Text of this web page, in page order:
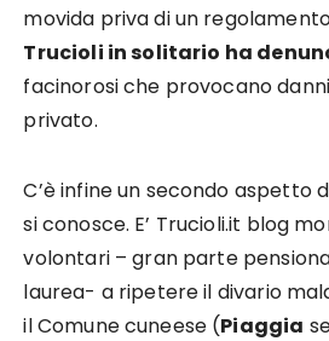
movida priva di un
Trucioli in solitario ha
facinorosi che provocano
privato.
C’è infine un secondo aspetto
si conosce. E’ Trucioli.it blog
volontari – gran parte
laurea- a ripetere il divario
il Comune cuneese (Piaggia